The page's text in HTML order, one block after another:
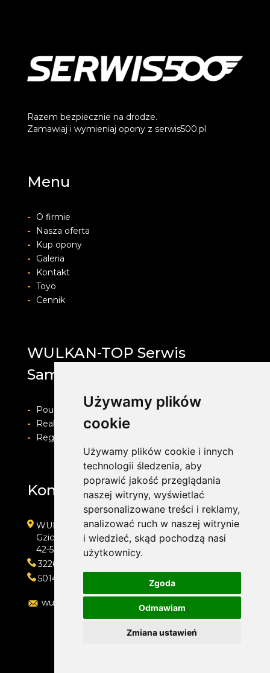
Używamy plików
cookie
Używamy plików cookie i innych
technologii śledzenia, aby
poprawić jakość przeglądania
naszej witryny, wyświetlać
spersonalizowane treści i reklamy,
analizować ruch w naszej witrynie
i wiedzieć, skąd pochodzą nasi
użytkownicy.
Zgoda
Odmawiam
Zmiana ustawień
Razem bezpiecznie na drodze.
Zamawiaj i wymieniaj opony z serwis500.pl
Menu
-
O firmie
-
Nasza oferta
-
Kup opony
-
Galeria
-
Kontakt
- Toyo
-
Cennik
WULKAN-TOP Serwis
Samochodowy
-
Pouczenie o prawie do odstapienia od umowy
-
Realizacja zamówienia i formy płatności
-
Regulamin i Polityka prywatności
Kontakt
WULKAN-TOP Serwis Samochodowy
Gzichowska 108
42-504 Będzin
322692033
501410313
wulkan-top@wp.pl